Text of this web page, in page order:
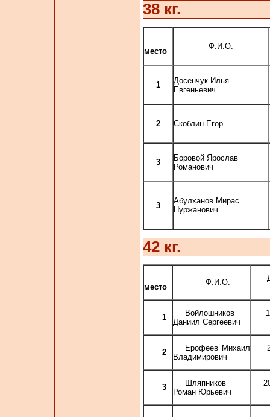
38 кг.
место
Ф.И.О.
1
Досенчук Илья
Евгеньевич
2 Скоблин Егор
3
Боровой Ярослав
Романович
3
Абулханов Мирас
Нуржанович
42 кг.
место
Ф.И.О.
1
Войлошников
Даниил Сергеевич
2
Ерофеев Михаил
Владимирович
3
Шляпников
Роман Юрьевич